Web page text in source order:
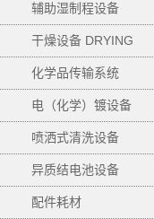
辅助湿制程设备
SUPPORTING
干燥设备 DRYING
化学品传输系统
电（化学）镀设备
ELECTROPLATING
喷洒式清洗设备
异质结电池设备
配件耗材